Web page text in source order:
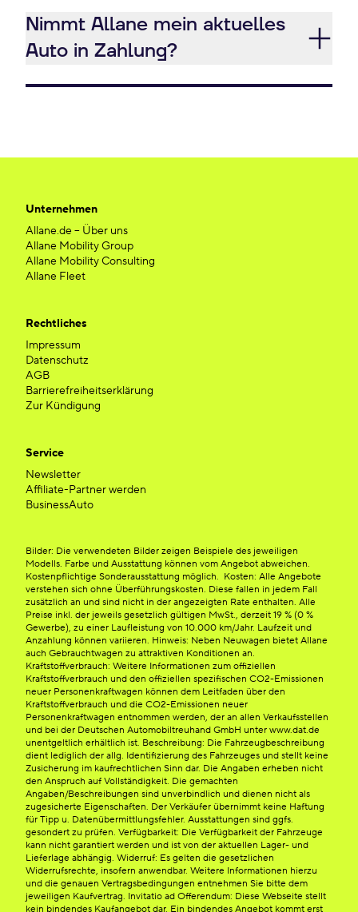
Nimmt Allane mein aktuelles
Auto in Zahlung?
Unternehmen
Allane.de – Über uns
Allane Mobility Group
Allane Mobility Consulting
Allane Fleet
Rechtliches
Impressum
Datenschutz
AGB
Barrierefreiheitserklärung
Zur Kündigung
Service
Newsletter
Affiliate-Partner werden
BusinessAuto
Bilder: Die verwendeten Bilder zeigen Beispiele des jeweiligen
Modells. Farbe und Ausstattung können vom Angebot abweichen.
Kostenpflichtige Sonderausstattung möglich. Kosten: Alle Angebote
verstehen sich ohne Überführungskosten. Diese fallen in jedem Fall
zusätzlich an und sind nicht in der angezeigten Rate enthalten. Alle
Preise inkl. der jeweils gesetzlich gültigen MwSt., derzeit 19 % (0 %
Gewerbe), zu einer Laufleistung von 10.000 km/Jahr. Laufzeit und
Anzahlung können variieren. Hinweis: Neben Neuwagen bietet Allane
auch Gebrauchtwagen zu attraktiven Konditionen an.
Kraftstoffverbrauch: Weitere Informationen zum offiziellen
Kraftstoffverbrauch und den offiziellen spezifischen CO2-Emissionen
neuer Personenkraftwagen können dem Leitfaden über den
Kraftstoffverbrauch und die CO2-Emissionen neuer
Personenkraftwagen entnommen werden, der an allen Verkaufsstellen
und bei der Deutschen Automobiltreuhand GmbH unter www.dat.de
unentgeltlich erhältlich ist. Beschreibung: Die Fahrzeugbeschreibung
dient lediglich der allg. Identifizierung des Fahrzeuges und stellt keine
Zusicherung im kaufrechtlichen Sinn dar. Die Angaben erheben nicht
den Anspruch auf Vollständigkeit. Die gemachten
Angaben/Beschreibungen sind unverbindlich und dienen nicht als
zugesicherte Eigenschaften. Der Verkäufer übernimmt keine Haftung
für Tipp u. Datenübermittlungsfehler. Ausstattungen sind ggfs.
gesondert zu prüfen. Verfügbarkeit: Die Verfügbarkeit der Fahrzeuge
kann nicht garantiert werden und ist von der aktuellen Lager- und
Lieferlage abhängig. Widerruf: Es gelten die gesetzlichen
Widerrufsrechte, insofern anwendbar. Weitere Informationen hierzu
und die genauen Vertragsbedingungen entnehmen Sie bitte dem
jeweiligen Kaufvertrag. Invitatio ad Offerendum: Diese Webseite stellt
kein bindendes Kaufangebot dar. Ein bindendes Angebot kommt erst